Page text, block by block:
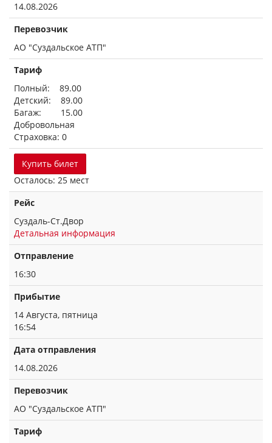
14.08.2026
Перевозчик
АО "Суздальское АТП"
Тариф
Полный: 89.00
Детский: 89.00
Багаж: 15.00
Добровольная
Страховка: 0
Купить билет
Осталось: 25 мест
Рейс
Суздаль-Ст.Двор
Детальная информация
Отправление
16:30
Прибытие
14 Августа, пятница
16:54
Дата отправления
14.08.2026
Перевозчик
АО "Суздальское АТП"
Тариф